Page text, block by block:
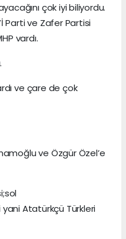
çok iyi biliyordu.
Parti ve Zafer Partisi
vardı.
ve çare de çok
ve Özgür Özel’e
yani Atatürkçü Türkleri